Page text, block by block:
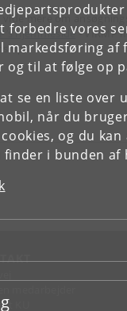
forbedre vores
af
og til at følge op
se en liste over
når du
og du
finder i bunden af
vide mere om
hjemmeside- VIRMP
KU